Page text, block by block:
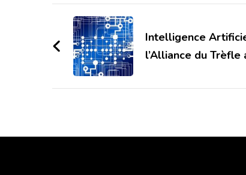
Navigation
d'article
Intelligence
l’Alliance du Trèfle